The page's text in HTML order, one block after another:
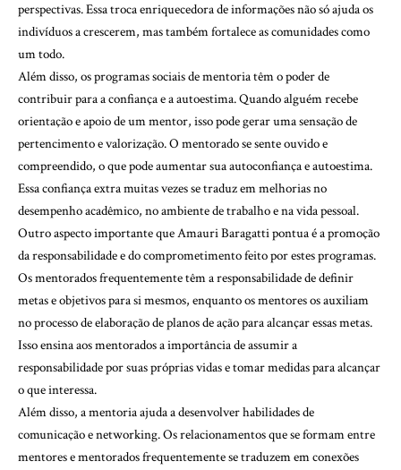
perspectivas. Essa troca enriquecedora de informações não só ajuda os
indivíduos a crescerem, mas também fortalece as comunidades como
um todo.
Além disso, os programas sociais de mentoria têm o poder de
contribuir para a confiança e a autoestima. Quando alguém recebe
orientação e apoio de um mentor, isso pode gerar uma sensação de
pertencimento e valorização. O mentorado se sente ouvido e
compreendido, o que pode aumentar sua autoconfiança e autoestima.
Essa confiança extra muitas vezes se traduz em melhorias no
desempenho acadêmico, no ambiente de trabalho e na vida pessoal.
Outro aspecto importante que Amauri Baragatti pontua é a promoção
da responsabilidade e do comprometimento feito por estes programas.
Os mentorados frequentemente têm a responsabilidade de definir
metas e objetivos para si mesmos, enquanto os mentores os auxiliam
no processo de elaboração de planos de ação para alcançar essas metas.
Isso ensina aos mentorados a importância de assumir a
responsabilidade por suas próprias vidas e tomar medidas para alcançar
o que interessa.
Além disso, a mentoria ajuda a desenvolver habilidades de
comunicação e networking. Os relacionamentos que se formam entre
mentores e mentorados frequentemente se traduzem em conexões